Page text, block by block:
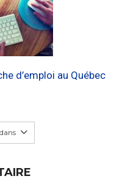
d’emploi au Québec